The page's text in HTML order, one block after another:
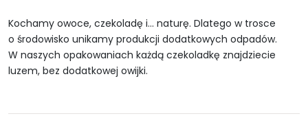
Kochamy owoce, czekoladę i… naturę. Dlatego w trosce
o środowisko unikamy produkcji dodatkowych odpadów.
W naszych opakowaniach każdą czekoladkę znajdziecie
luzem, bez dodatkowej owijki.